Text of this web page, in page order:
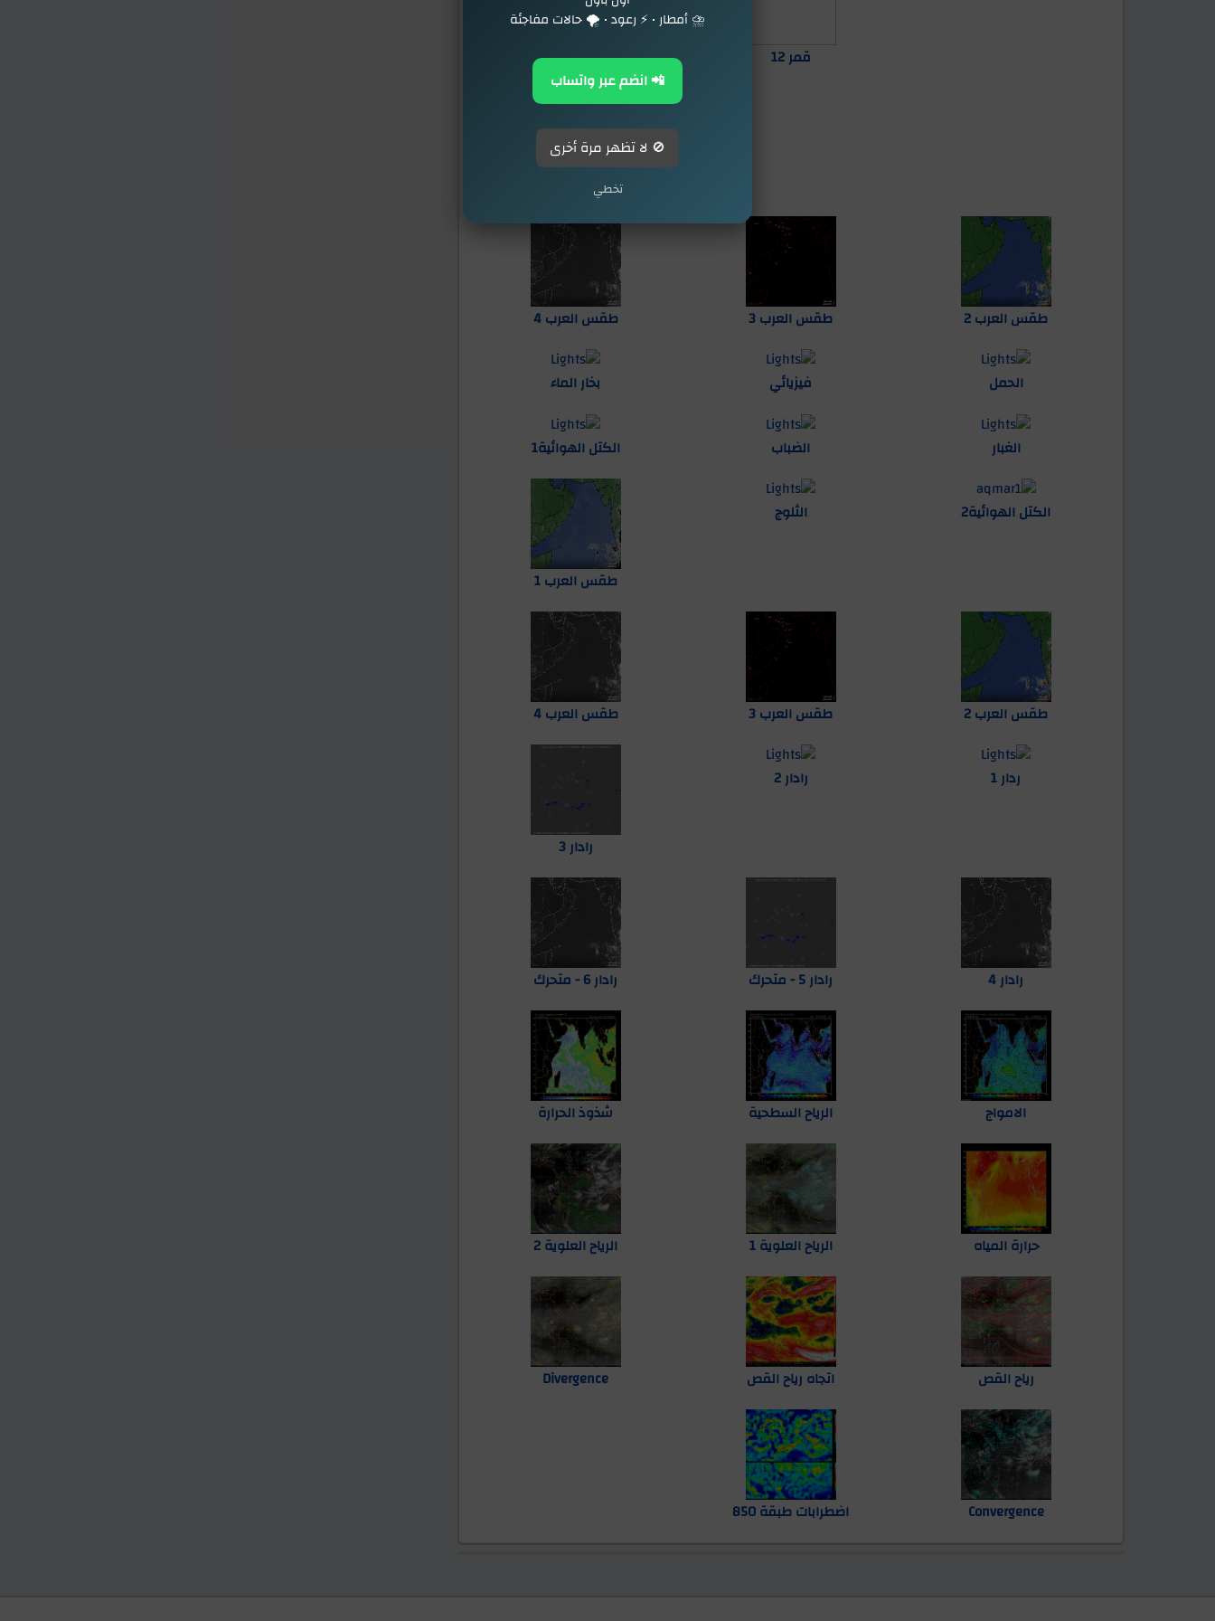
قمر 12 رادار الأمطار
طقس العرب 1
طقس العرب 2 طقس العرب 3 طقس العرب 4
الحمل فيزيائي بخار الماء
الغبار الضباب الكتل الهوائية1
الكتل الهوائية2 الثلوج
طقس العرب 1
طقس العرب 2 طقس العرب 3 طقس العرب 4
ردار 1 رادار 2
رادار 3
رادار 4 رادار 5 - متحرك رادار 6 - متحرك
الامواج الرياح السطحية شذوذ الحرارة
حرارة المياه الرياح العلوية 1 الرياح العلوية 2
رياح القص اتجاه رياح القص Divergence
Convergence اضطرابات طبقة 850
⛈️ أمطار • ⚡ رعود • 🌪️ حالات مفاجئة
📲 انضم عبر واتساب
🚫 لا تظهر مرة أخرى
تخطي